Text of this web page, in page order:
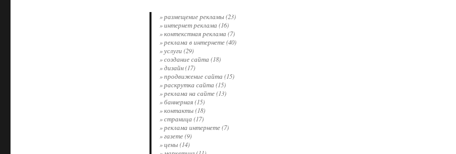
» размещение рекламы (23)
» интернет реклама (16)
» контекстная реклама (7)
» реклама в интернете (40)
» услуги (29)
» создание сайта (18)
» дизайн (17)
» продвижение сайта (15)
» раскрутка сайта (15)
» реклама на сайте (13)
» баннерная (15)
» контакты (18)
» страница (17)
» реклама интернете (7)
» газете (9)
» цены (14)